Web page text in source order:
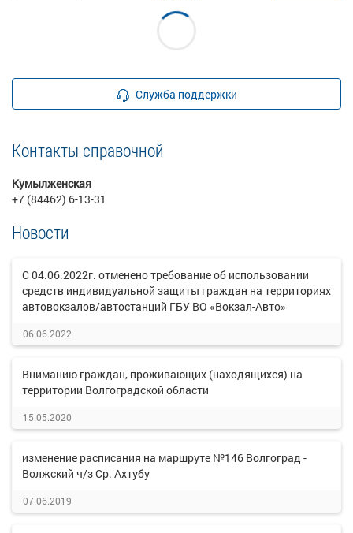
Служба поддержки
Контакты справочной
Кумылженская
+7 (84462) 6-13-31
Новости
С 04.06.2022г. отменено требование об использовании
средств индивидуальной защиты граждан на территориях
автовокзалов/автостанций ГБУ ВО «Вокзал-Авто»
06.06.2022
Вниманию граждан, проживающих (находящихся) на
территории Волгоградской области
15.05.2020
изменение расписания на маршруте №146 Волгоград -
Волжский ч/з Ср. Ахтубу
07.06.2019